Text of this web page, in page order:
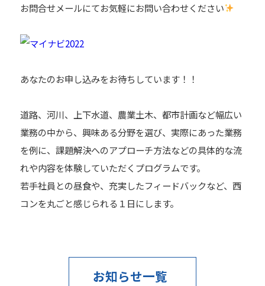
お問合せメールにてお気軽にお問い合わせください
あなたのお申し込みをお待ちしています！！
道路、河川、上下水道、農業土木、都市計画など幅広い
業務の中から、興味ある分野を選び、実際にあった業務
を例に、課題解決へのアプローチ方法などの具体的な流
れや内容を体験していただくプログラムです。
若手社員との昼食や、充実したフィードバックなど、西
コンを丸ごと感じられる１日にします。
お知らせ一覧